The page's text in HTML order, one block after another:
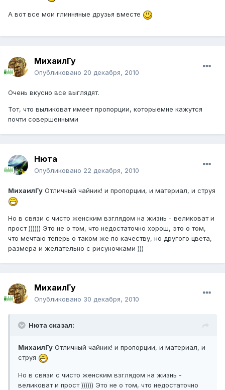
А вот все мои глинняные друзья вместе
МихаилГу
Опубликовано 20 декабря, 2010
Очень вкусно все выглядят.
Тот, что выликоват имеет пропорции, которыемне кажутся
почти совершенными
Нюта
Опубликовано 22 декабря, 2010
МихаилГу Отличный чайник! и пропорции, и материал, и струя
Но в связи с чисто женским взглядом на жизнь - великоват и
прост )))))) Это не о том, что недостаточно хорош, это о том,
что мечтаю теперь о таком же по качеству, но другого цвета,
размера и желательно с рисуночками )))
МихаилГу
Опубликовано 30 декабря, 2010
Нюта сказал:
МихаилГу Отличный чайник! и пропорции, и материал, и
струя
Но в связи с чисто женским взглядом на жизнь -
великоват и прост )))))) Это не о том, что недостаточно